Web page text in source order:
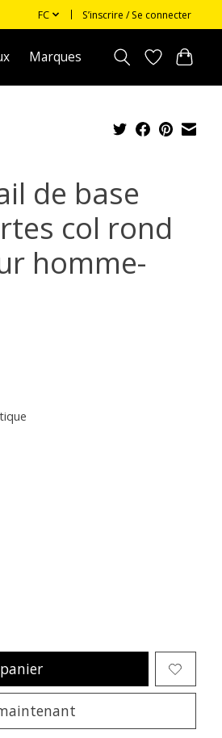
FC S’inscrire / Se connecter
Marques
de base
col rond
homme-